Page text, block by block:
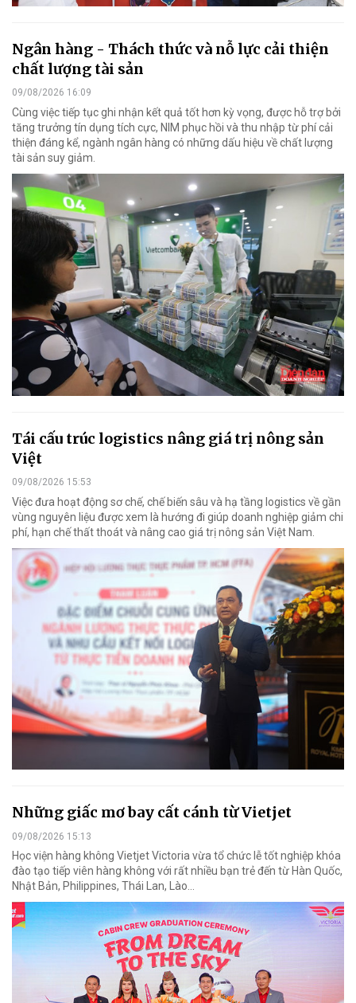
Ngân hàng - Thách thức và nỗ lực cải thiện
chất lượng tài sản
09/08/2026 16:09
Cùng việc tiếp tục ghi nhận kết quả tốt hơn kỳ vọng, được hỗ trợ bởi
tăng trưởng tín dụng tích cực, NIM phục hồi và thu nhập từ phí cải
thiện đáng kể, ngành ngân hàng có những dấu hiệu về chất lượng
tài sản suy giảm.
Tái cấu trúc logistics nâng giá trị nông sản
Việt
09/08/2026 15:53
Việc đưa hoạt động sơ chế, chế biến sâu và hạ tầng logistics về gần
vùng nguyên liệu được xem là hướng đi giúp doanh nghiệp giảm chi
phí, hạn chế thất thoát và nâng cao giá trị nông sản Việt Nam.
Những giấc mơ bay cất cánh từ Vietjet
09/08/2026 15:13
Học viện hàng không Vietjet Victoria vừa tổ chức lễ tốt nghiệp khóa
đào tạo tiếp viên hàng không với rất nhiều bạn trẻ đến từ Hàn Quốc,
Nhật Bản, Philippines, Thái Lan, Lào…